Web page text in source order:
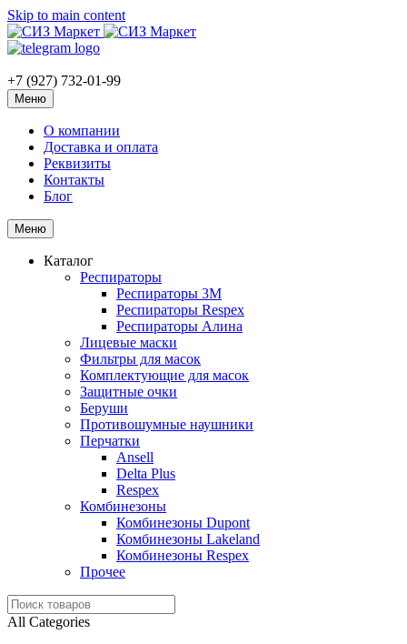
Skip to main content
+7 (927) 732-01-99
Меню
О компании
Доставка и оплата
Реквизиты
Контакты
Блог
Меню
Каталог
Респираторы
Респираторы 3M
Респираторы Respex
Респираторы Алина
Лицевые маски
Фильтры для масок
Комплектующие для масок
Защитные очки
Беруши
Противошумные наушники
Перчатки
Ansell
Delta Plus
Respex
Комбинезоны
Комбинезоны Dupont
Комбинезоны Lakeland
Комбинезоны Respex
Прочее
All Categories